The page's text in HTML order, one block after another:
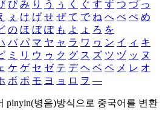
ぴ み り う ぅ く ぐ す ず つ づ っ
ぇ け げ せ ぜ て で ね へ べ ぺ め
の ほ ぼ ぽ も よ ょ ろ を
バ パ マ ヤ ャ ラ ワ ヮ ン イ ィ キ
ミ リ ウ ゥ ク グ ス ズ ツ ヅ ッ ヌ
ケ ゲ セ ゼ テ デ ヘ ベ ペ メ レ オ
ボ ポ モ ヨ ョ ロ ヲ ―
pinyin(병음)방식으로 중국어를 변환